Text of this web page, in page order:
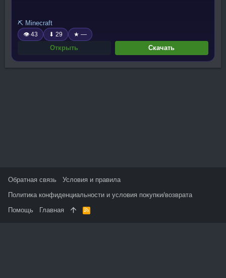
⛏️ Minecraft
👁 43 ⬇ 29 ★ —
Открыть Скачать
Обратная связь
Условия и правила
Политика конфиденциальности и условия покупки/возврата
Помощь
Главная
R